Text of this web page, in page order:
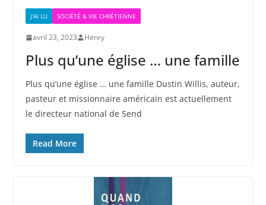
J'AI LU SOCIÉTÉ & VIE CHRÉTIENNE
avril 23, 2023 Henry
Plus qu’une église … une famille
Plus qu’une église … une famille Dustin Willis, auteur,
pasteur et missionnaire américain est actuellement
le directeur national de Send
Read More